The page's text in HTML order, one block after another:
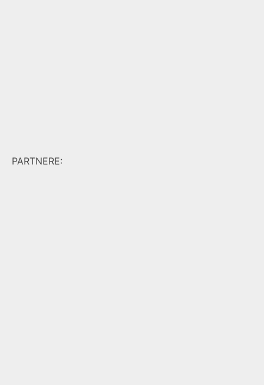
PARTNERE: